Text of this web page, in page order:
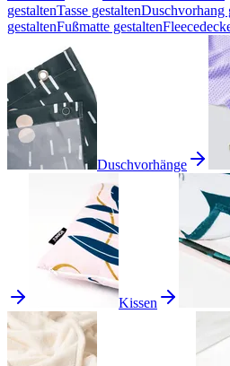
gestaltenTasse gestaltenDuschvorhang
gestaltenFußmatte gestalten
Duschvorhänge
Kissen